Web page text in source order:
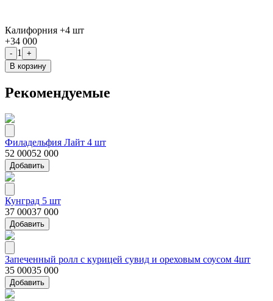
Калифорния +4 шт
+34 000
- 1
+
В корзину
Рекомендуемые
Филадельфия Лайт 4 шт
52 00052 000
Добавить
Кунград 5 шт
37 00037 000
Добавить
Запеченный ролл с курицей сувид и ореховым соусом 4шт
35 00035 000
Добавить